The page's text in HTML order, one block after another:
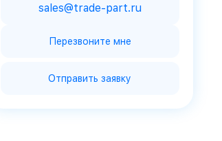
sales@trade-part.ru
Перезвоните мне
Отправить заявку